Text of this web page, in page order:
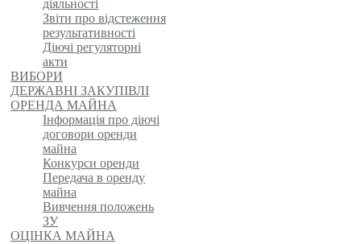
діяльності
Звіти про відстеження
результативності
Діючі регуляторні
акти
ВИБОРИ
ДЕРЖАВНІ ЗАКУПІВЛІ
ОРЕНДА МАЙНА
Інформація про діючі
договори оренди
майна
Конкурси оренди
Передача в оренду
майна
Вивчення положень
ЗУ
ОЦІНКА МАЙНА